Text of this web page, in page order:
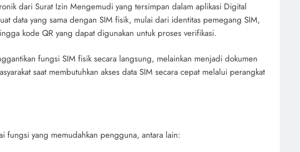
dari Surat Izin Mengemudi yang tersimpan dalam aplikasi Digital
data yang sama dengan SIM fisik, mulai dari identitas pemegang SIM,
kode QR yang dapat digunakan untuk proses verifikasi.
fungsi SIM fisik secara langsung, melainkan menjadi dokumen
saat membutuhkan akses data SIM secara cepat melalui perangkat
fungsi yang memudahkan pengguna, antara lain: